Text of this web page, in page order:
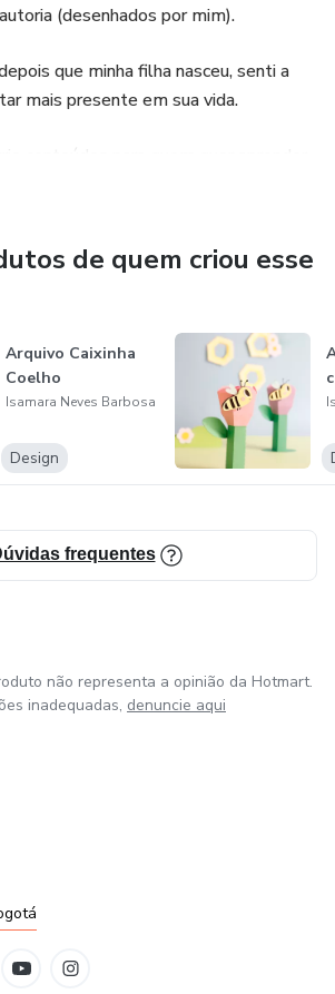
(desenhados por mim).
que minha filha nasceu, senti a
mais presente em sua vida.
na área de festas infantis.
de quem criou esse
Arquivo Caixinha
Coelho
Isamara Neves Barbosa
Design
frequentes
não representa a opinião da Hotmart.
inadequadas, denuncie aqui